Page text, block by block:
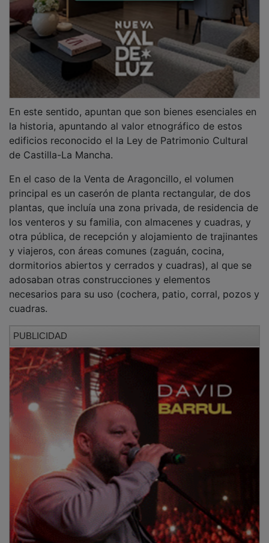
dormitorios abiertos y cerrados y cuadras), al que se
adosaban otras construcciones y elementos
necesarios para su uso (cochera, patio, corral, pozos y
cuadras.
PUBLICIDAD
La fachada del volumen principal se caracteriza por
una cierta regularidad, orden y simetría en la
distribución de huecos. Los vanos se ordenan tanto en
la línea vertical como en la horizontal del paño,
manteniendo el ritmo hueco-macizo. Estos huecos son
rectangulares y del mismo tamaño.
Aunque desde su construcción ha sufrido numerosas
intervenciones de reparación, mantenimiento o
reforma (fundamentalmente en 1945 y 1997) que han
alterado parcialmente su distribución original, se
reconocen todavía todas sus características originales
y sigue ofreciendo una visión unitaria, de conjunto, de
una arquitectura relacionada con el pasado caminero